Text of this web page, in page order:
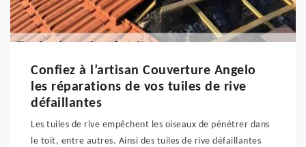
Confiez à l’artisan Couverture Angelo
les réparations de vos tuiles de rive
défaillantes
Les tuiles de rive empêchent les oiseaux de pénétrer dans
le toit, entre autres. Ainsi des tuiles de rive défaillantes